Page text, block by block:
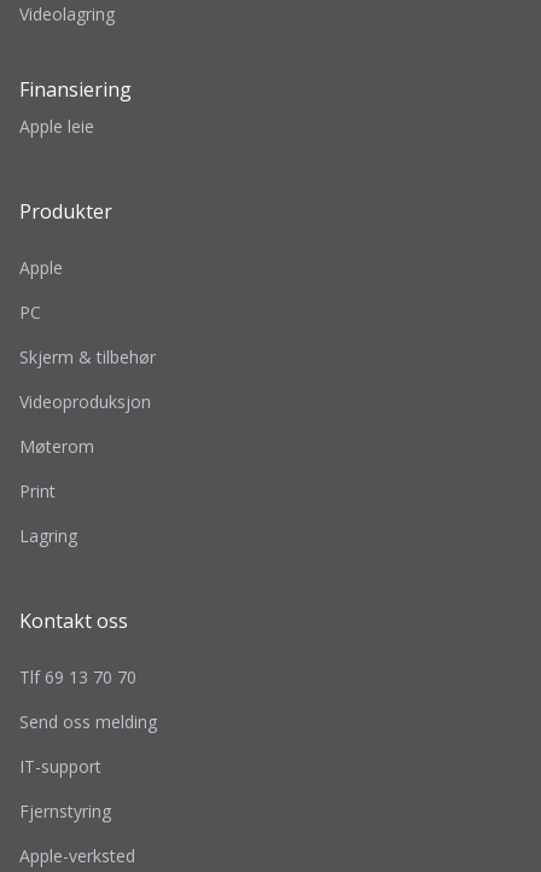
Videolagring
Finansiering
Apple leie
Produkter
Apple
PC
Skjerm & tilbehør
Videoproduksjon
Møterom
Print
Lagring
Kontakt oss
Tlf 69 13 70 70
Send oss melding
IT-support
Fjernstyring
Apple-verksted